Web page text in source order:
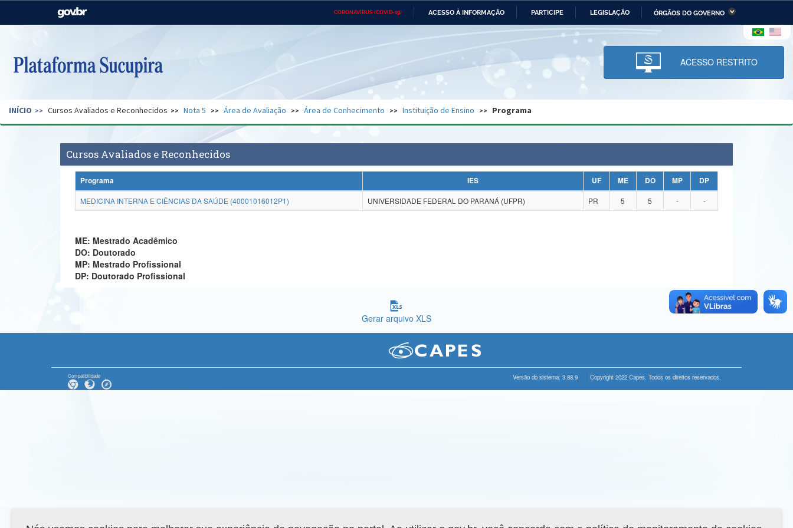
CORONAVÍRUS (COVID-19) ACESSO À INFORMAÇÃO PARTICIPE LEGISLAÇÃO ÓRGÃOS DO GOVERNO
Casa Civil Ministério das Relações Ministério da Economia Ministério da Infraestrutura
Pecuária e Abastecimento
Ministério da Ciência,
Tecnologia, Inovações e
Comunicações
Ministério do Desenvolvimento
Regional e dos Direitos Humanos
Secretaria de Governo Gabinete de Segurança Advocacia-Geral da União Banco Central do Brasil Planalto
ACESSO RESTRITO
INÍCIO Cursos Avaliados e Reconhecidos Nota 5 Área de Avaliação Área de Conhecimento Instituição de Ensino Programa
Cursos Avaliados e Reconhecidos
Programa IES UF ME DO MP
DP
MEDICINA INTERNA E CIÊNCIAS DA SAÚDE (40001016012P1)
UNIVERSIDADE FEDERAL DO PARANÁ (UFPR) PR 5 5 - -
ME: Mestrado Acadêmico
DO: Doutorado
MP: Mestrado Profissional
DP: Doutorado Profissional
Gerar arquivo XLS
Compatibilidade Versão do sistema: 3.88.9 Copyright 2022 Capes. Todos os direitos reservados.